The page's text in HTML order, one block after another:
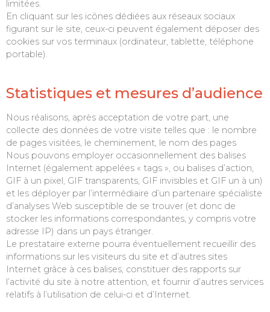
limitées.
En cliquant sur les icônes dédiées aux réseaux sociaux
figurant sur le site, ceux-ci peuvent également déposer des
cookies sur vos terminaux (ordinateur, tablette, téléphone
portable).
Statistiques et mesures d’audience
Nous réalisons, après acceptation de votre part, une
collecte des données de votre visite telles que : le nombre
de pages visitées, le cheminement, le nom des pages
Nous pouvons employer occasionnellement des balises
Internet (également appelées « tags », ou balises d’action,
GIF à un pixel, GIF transparents, GIF invisibles et GIF un à un)
et les déployer par l’intermédiaire d’un partenaire spécialiste
d’analyses Web susceptible de se trouver (et donc de
stocker les informations correspondantes, y compris votre
adresse IP) dans un pays étranger.
Le prestataire externe pourra éventuellement recueillir des
informations sur les visiteurs du site et d’autres sites
Internet grâce à ces balises, constituer des rapports sur
l’activité du site à notre attention, et fournir d’autres services
relatifs à l’utilisation de celui-ci et d’Internet.